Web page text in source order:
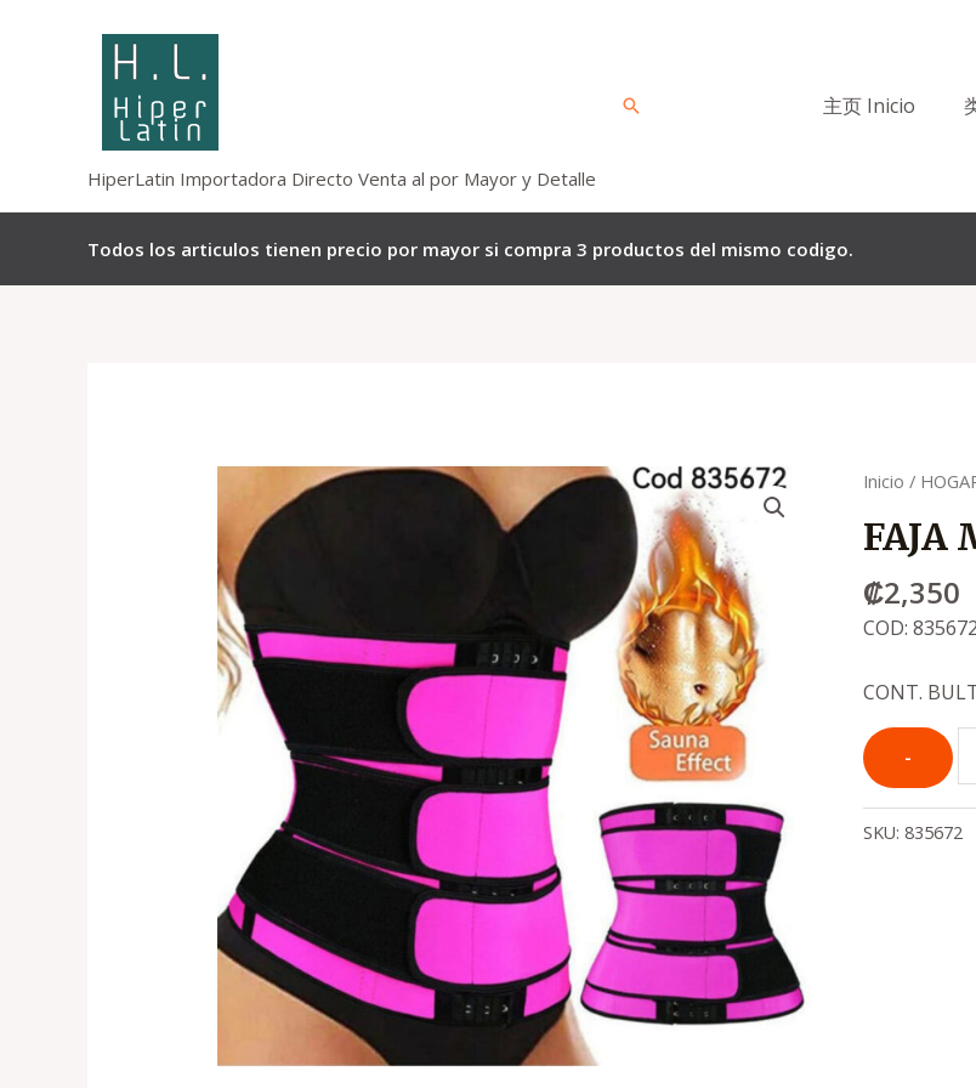
HiperLatin Importadora Directo Venta al por Mayor y Detalle
Buscar 主页 Inicio
Todos los articulos tienen precio por mayor si compra 3 productos del mismo codigo.
Inicio /
FAJA
₡2,350
COD: 835672
CONT.
Quantity
SKU:835672